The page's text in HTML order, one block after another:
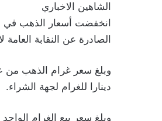
الشاهين الاخباري
الصادرة عن النقابة
دينارا للغرام لجهة الشراء.